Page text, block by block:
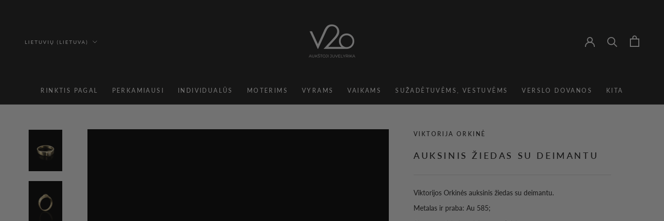
RINKTIS PAGAL
PERKAMIAUSI
INDIVIDUALŪS
MOTERIMS VYRAMS
VAIKAMS
SUŽADĖTUVĖMS, VESTUVĖMS
VERSLO DOVANOS
KITA
Kalba
LIETUVIŲ (LIETUVA)
VIKTORIJA ORKINĖ
AUKSINIS ŽIEDAS SU DEIMANTU
Viktorijos Orkinės auksinis žiedas su deimantu.
Metalas ir praba: Au 585;